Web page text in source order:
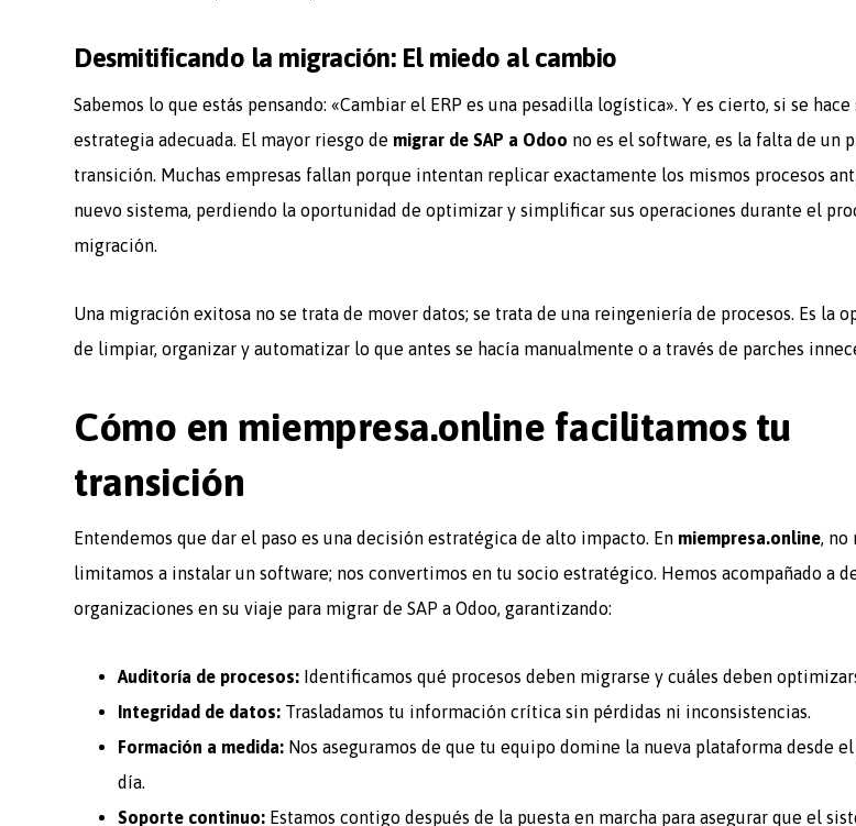
Desmitificando la migración: El miedo al cambio
Sabemos lo que estás pensando: «Cambiar el ERP es una pesadilla logística». Y es cierto, si se hace
estrategia adecuada. El mayor riesgo de migrar de SAP a Odoo no es el software, es la falta de un
transición. Muchas empresas fallan porque intentan replicar exactamente los mismos procesos
nuevo sistema, perdiendo la oportunidad de optimizar y simplificar sus operaciones durante el
migración.
Una migración exitosa no se trata de mover datos; se trata de una reingeniería de procesos. Es la
de limpiar, organizar y automatizar lo que antes se hacía manualmente o a través de parches
Cómo en miempresa.online facilitamos tu
transición
Entendemos que dar el paso es una decisión estratégica de alto impacto. En miempresa.online, no
limitamos a instalar un software; nos convertimos en tu socio estratégico. Hemos acompañado a
organizaciones en su viaje para migrar de SAP a Odoo, garantizando:
Auditoría de procesos: Identificamos qué procesos deben migrarse y cuáles deben
Integridad de datos: Trasladamos tu información crítica sin pérdidas ni inconsistencias.
Formación a medida: Nos aseguramos de que tu equipo domine la nueva plataforma desde
día.
Soporte continuo: Estamos contigo después de la puesta en marcha para asegurar que el